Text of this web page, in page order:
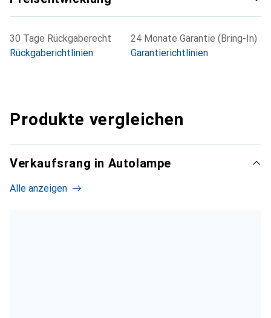
30 Tage Rückgaberecht
Rückgaberichtlinien
24 Monate Garantie (Bring-In)
Garantierichtlinien
Produkte vergleichen
Verkaufsrang in Autolampe
Alle anzeigen